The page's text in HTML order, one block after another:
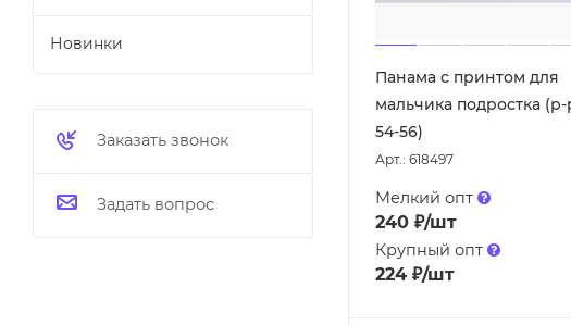
Панама с принтом для
мальчика подростка (р-
54-56)
Арт.: 618497
Мелкий опт
240 ₽/шт
Крупный опт
224 ₽/шт
Новинки
Заказать звонок
Задать вопрос